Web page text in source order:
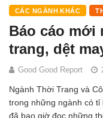
CÁC NGÀNH KHÁC
Báo cáo mới
trang, dệt
Good Good Report
Ngành Thời Trang và
trong những ngành có
đã bao giờ đọc những